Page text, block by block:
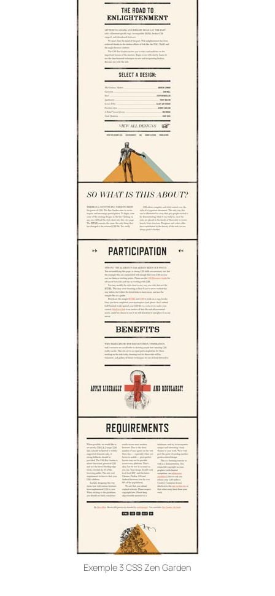
Exemple 3 CSS Zen Garden